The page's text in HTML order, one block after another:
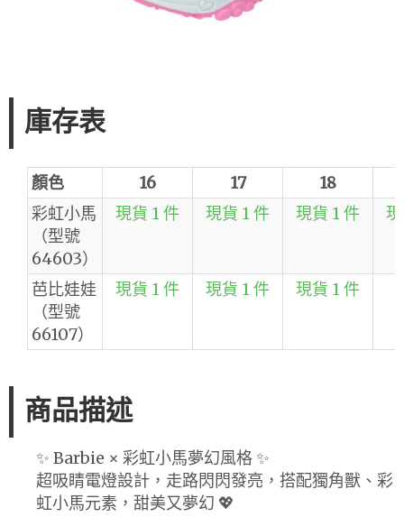
庫存表
顏色 16 17
18
彩虹小馬
（型號
64603）
現貨 1 件 現貨 1 件 現貨 1 件
芭比娃娃
（型號
66107）
現貨 1 件 現貨 1 件 現貨 1 件
商品描述
✨ Barbie × 彩虹小馬夢幻風格 ✨
超吸睛電燈設計，走路閃閃發亮，搭配獨角獸、彩
虹小馬元素，甜美又夢幻 💖